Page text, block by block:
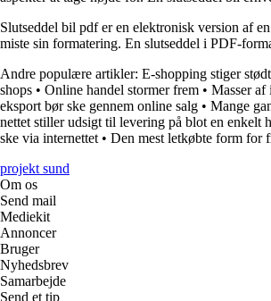
Slutseddel bil pdf er en elektronisk version af
miste sin formatering. En slutseddel i PDF-
Andre populære artikler: E-shopping stiger stødt
shops • Online handel stormer frem • Masser af
eksport bør ske gennem online salg • Mange
nettet stiller udsigt til levering på blot en enkelt
ske via internettet • Den mest letkøbte form for
projekt sund
Om os
Send mail
Mediekit
Annoncer
Bruger
Nyhedsbrev
Samarbejde
Send et tip